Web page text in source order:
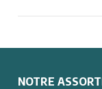
NOTRE